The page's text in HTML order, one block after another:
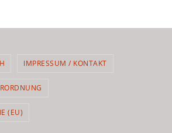
IMPRESSUM / KONTAKT
(EU)